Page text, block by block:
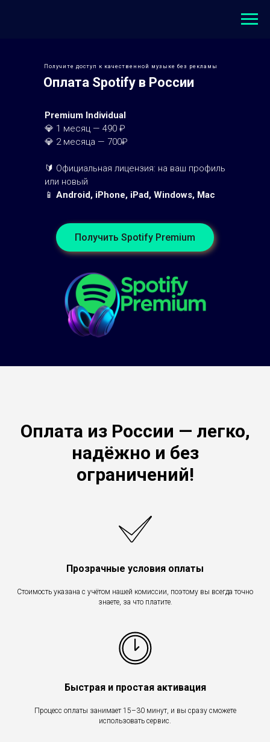
Оплата Spotify в России
Premium Individual
💎 1 месяц — 490 ₽
💎 2 месяца — 700₽
🔰 Официальная лицензия: на ваш профиль
или новый
📱 Android, iPhone, iPad, Windows, Mac
Получите доступ к качественной музыке без рекламы
Получить Spotify Premium
Оплата из России — легко,
надёжно и без
ограничений!
Прозрачные условия оплаты
Стоимость указана с учётом нашей комиссии, поэтому вы всегда точно
знаете, за что платите.
Быстрая и простая активация
Процесс оплаты занимает 15–30 минут, и вы сразу сможете
использовать сервис.